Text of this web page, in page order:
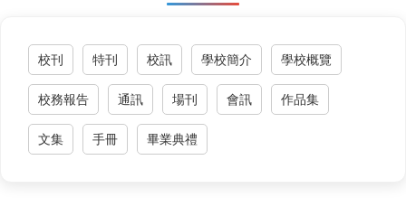
校刊 特刊 校訊 學校簡介 學校概覽
校務報告 通訊 場刊 會訊 作品集
文集 手冊 畢業典禮